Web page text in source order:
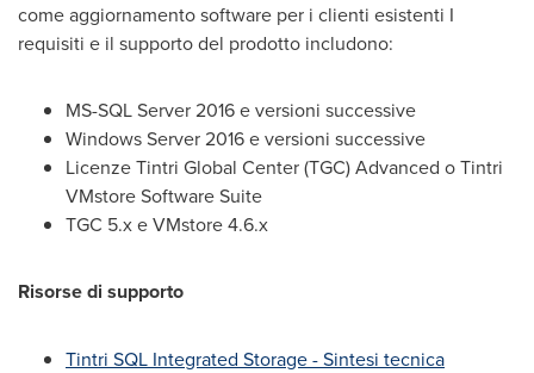
come aggiornamento software per i clienti esistenti I
requisiti e il supporto del prodotto includono:
MS-SQL Server 2016 e versioni successive
Windows Server 2016 e versioni successive
Licenze Tintri Global Center (TGC) Advanced o Tintri
VMstore Software Suite
TGC 5.x e VMstore 4.6.x
Risorse di supporto
Tintri SQL Integrated Storage - Sintesi tecnica